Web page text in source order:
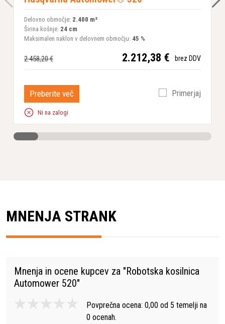
Delovno območje: 2.400 m²
Širina košnje: 24 cm
Maksimalen naklon v delovnem območju: 45 %
2.458,20 € 2.212,38 € brez DDV
Preberite več Primerjaj
Ni na zalogi
MNENJA STRANK
Mnenja in ocene kupcev za "Robotska kosilnica
Automower 520"
Povprečna ocena: 0,00 od 5 temelji na
0 ocenah.